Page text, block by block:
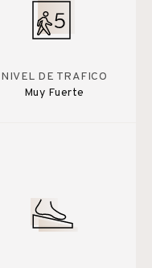
NIVEL DE TRAFICO
Muy Fuerte